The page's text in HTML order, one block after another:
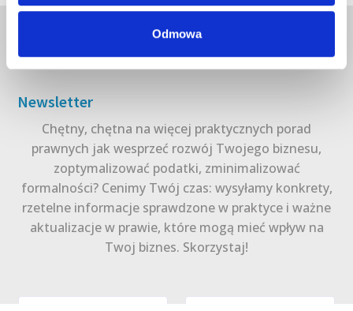
Odmowa
Newsletter
Chętny, chętna na więcej praktycznych porad
prawnych jak wesprzeć rozwój Twojego biznesu,
zoptymalizować podatki, zminimalizować
formalności? Cenimy Twój czas: wysyłamy konkrety,
rzetelne informacje sprawdzone w praktyce i ważne
aktualizacje w prawie, które mogą mieć wpływ na
Twoj biznes. Skorzystaj!